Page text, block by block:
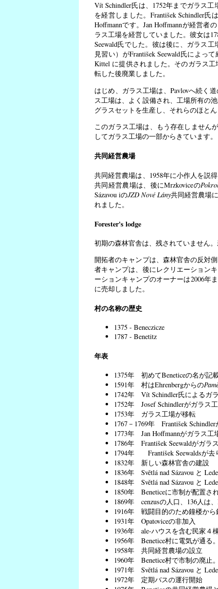
Vít Schindler氏は、1752年までガラス
を経営しました。František Schindler氏
Hoffmannです。Jan Hoffmannが経営者
ラス工場を経営していました。彼女は
Seewald氏でした。彼は後に、ガラス
見習い）がFrantišek Seewald氏によっ
Kittel に提供されました。そのガラス工
転した後廃業しました。
はじめ、ガラス工場は、Pavlovへ続く
ス工場は、よく設備され、工場所有の
グラスセットを生産し、それらのほと
このガラス工場は、もう存在しません
してガラス工場の一部からきています。
共同経営農場
共同経営農場は、1958年に小作人を説
共同経営農場は、後にMrzkoviceの
Sázavou iのJZD Nové Lány共同経営農場
れました。
Forester's lodge
初期の森林官舎は、残されていません
開拓者のキャンプは、森林官舎の反対
者キャンプは、後にレクリエーション
ーションキャンプのオーナーは2006年
に売却しました。
村の名称の歴史
1375 - Beneczicze
1787 - Benetitz
年表
1375年 初めてBeneticeの名が記
1591年 村はEhrenbergからの
1742年 Vít Schindler氏によるガ
1752年 Josef Schindlerがガラス
1753年 ガラス工場が移転
1767－1769年 František
1773年 Jan Hoffmannがガラス工
1786年 František Seewaldがガラ
1794年 František Seewaldsが去
1832年 新しい森林官舎の建設
1836年 Světlá nad Sázavou と
1848年 Světlá nad Sázavou と
1850年 Beneticeに市制が配置さ
1869年 cenzusの人口、136人は
1916年 戦闘目的のため鐘楼から
1931年 Opatoviceの非加入
1936年 ale-ハウスを含む民家４
1956年 Benetice村に電気が通る
1958年 共同経営農場の設立
1960年 Benetice村で市制の廃止
1971年 Světlá nad Sázavou と
1972年 定期バスの運行開始